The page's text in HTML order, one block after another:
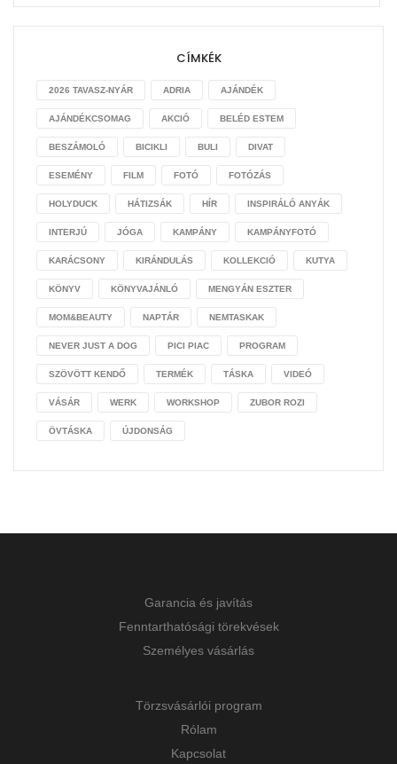
CÍMKÉK
2026 TAVASZ-NYÁR ADRIA AJÁNDÉK
AJÁNDÉKCSOMAG AKCIÓ BELÉD ESTEM
BESZÁMOLÓ BICIKLI BULI DIVAT
ESEMÉNY FILM FOTÓ FOTÓZÁS
HOLYDUCK HÁTIZSÁK HÍR INSPIRÁLÓ ANYÁK
INTERJÚ JÓGA KAMPÁNY KAMPÁNYFOTÓ
KARÁCSONY KIRÁNDULÁS KOLLEKCIÓ KUTYA
KÖNYV KÖNYVAJÁNLÓ MENGYÁN ESZTER
MOM&BEAUTY NAPTÁR NEMTASKAK
NEVER JUST A DOG PICI PIAC PROGRAM
SZÖVÖTT KENDŐ TERMÉK TÁSKA VIDEÓ
VÁSÁR WERK WORKSHOP ZUBOR ROZI
ÖVTÁSKA ÚJDONSÁG
Garancia és javítás
Fenntarthatósági törekvések
Személyes vásárlás
Törzsvásárlói program
Rólam
Kapcsolat